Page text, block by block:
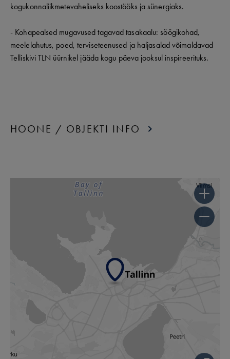
kogukonnaliikmetevaheliseks koostööks ja sünergiaks.
- Kohapealsed mugavused tagavad tasakaalu: söögikohad,
meelelahutus, poed, terviseteenused ja haljasalad võimaldavad
Telliskivi TLN üürnikel jääda kogu päeva jooksul inspireerituks.
HOONE / OBJEKTI INFO